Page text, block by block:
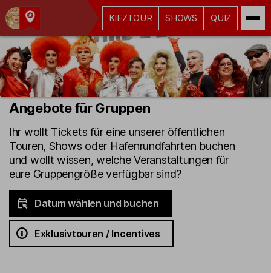
Kult-
Kieztouren
Hamburg
KIEZTOUR SHOWS QUIZ
Angebote für Gruppen
Ihr wollt Tickets für eine unserer öffentlichen
Touren, Shows oder Hafenrundfahrten buchen
und wollt wissen, welche Veranstaltungen für
eure Gruppengröße verfügbar sind?
Datum wählen und buchen
Exklusivtouren / Incentives